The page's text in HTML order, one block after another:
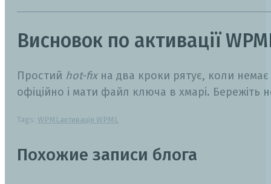
Висновок по активації
Простий hot-fixна два кроки рятує, коли немає
офіційно і мати файл ключа в хмарі. Бережіть
Tags: WPMLактивація WPML
Похожие записи блога